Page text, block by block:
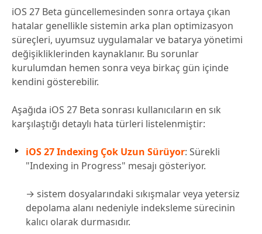
iOS 27 Beta güncellemesinden sonra ortaya çıkan
hatalar genellikle sistemin arka plan optimizasyon
süreçleri, uyumsuz uygulamalar ve batarya yönetimi
değişikliklerinden kaynaklanır. Bu sorunlar
kurulumdan hemen sonra veya birkaç gün içinde
kendini gösterebilir.
Aşağıda iOS 27 Beta sonrası kullanıcıların en sık
karşılaştığı detaylı hata türleri listelenmiştir:
iOS 27 Indexing Çok Uzun Sürüyor: Sürekli
"Indexing in Progress" mesajı gösteriyor.
→ sistem dosyalarındaki sıkışmalar veya yetersiz
depolama alanı nedeniyle indeksleme sürecinin
kalıcı olarak durmasıdır.